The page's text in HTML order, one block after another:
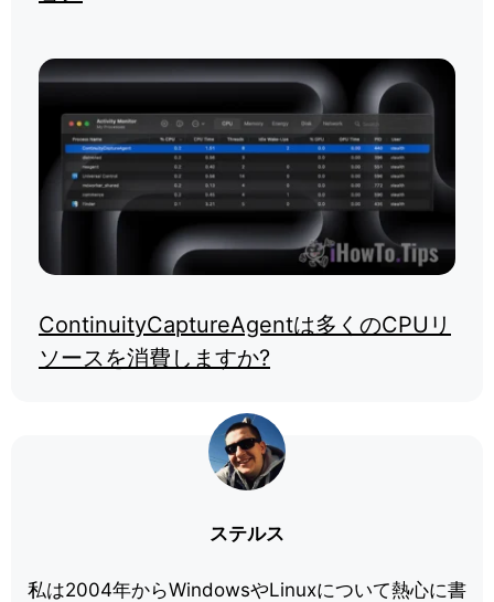
ContinuityCaptureAgentは多くのCPUリ
ソースを消費しますか?
ステルス
私は2004年からWindowsやLinuxについて熱心に書